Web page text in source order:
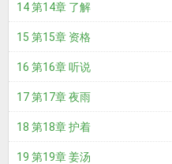
14 第14章 了解
15 第15章 资格
16 第16章 听说
17 第17章 夜雨
18 第18章 护着
19 第19章 姜汤